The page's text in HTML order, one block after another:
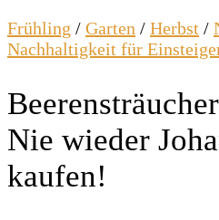
Frühling / Garten / Herbst /
Nachhaltigkeit für
Nie wieder
kaufen!